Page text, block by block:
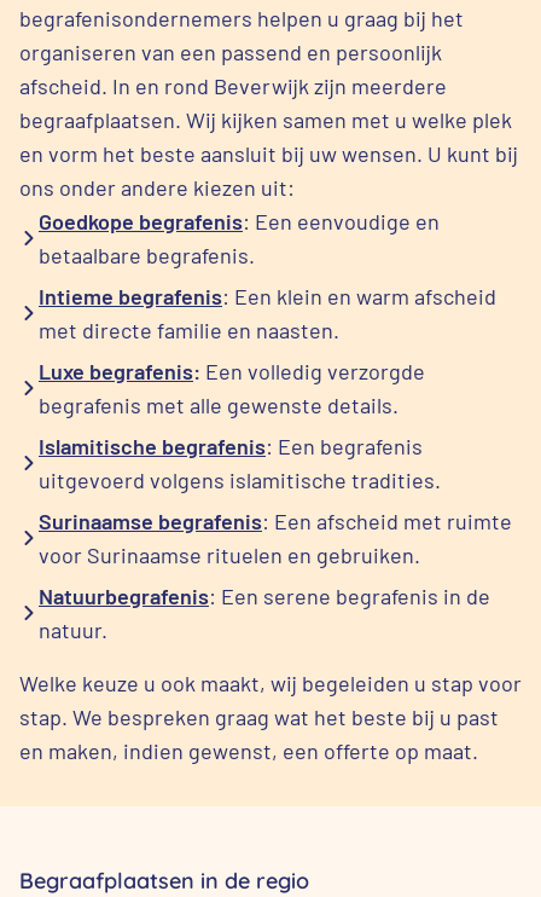
begrafenisondernemers helpen u graag bij het
organiseren van een passend en persoonlijk
afscheid. In en rond Beverwijk zijn meerdere
begraafplaatsen. Wij kijken samen met u welke plek
en vorm het beste aansluit bij uw wensen. U kunt bij
ons onder andere kiezen uit:
Goedkope begrafenis: Een eenvoudige en
betaalbare begrafenis.
Intieme begrafenis: Een klein en warm afscheid
met directe familie en naasten.
Luxe begrafenis: Een volledig verzorgde
begrafenis met alle gewenste details.
Islamitische begrafenis: Een begrafenis
uitgevoerd volgens islamitische tradities.
Surinaamse begrafenis: Een afscheid met ruimte
voor Surinaamse rituelen en gebruiken.
Natuurbegrafenis: Een serene begrafenis in de
natuur.
Welke keuze u ook maakt, wij begeleiden u stap voor
stap. We bespreken graag wat het beste bij u past
en maken, indien gewenst, een offerte op maat.
Begraafplaatsen in de regio